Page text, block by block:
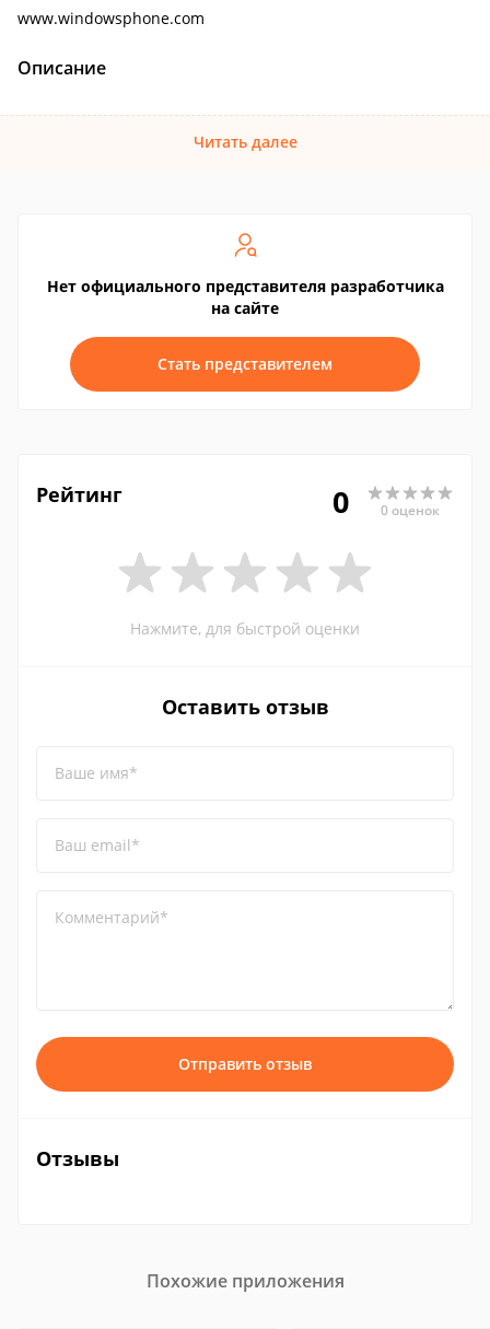
www.windowsphone.com
Описание
Читать далее
Нет официального представителя разработчика
на сайте
Стать представителем
Рейтинг 0 0 оценок
Нажмите, для быстрой оценки
Оставить отзыв
Ваше имя*
Ваш email*
Комментарий*
Отправить отзыв
Отзывы
Похожие приложения